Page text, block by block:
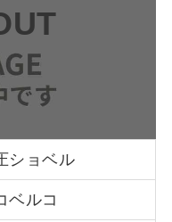
ショベル
ベルコ